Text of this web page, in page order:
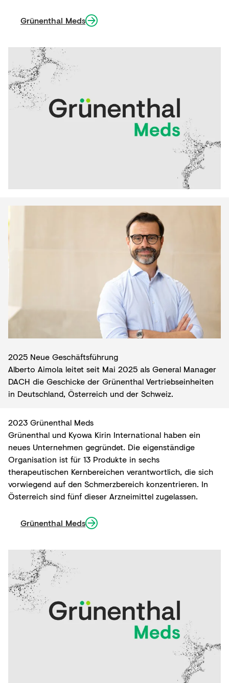
Grünenthal Meds
2025 Neue Geschäftsführung
Alberto Aimola leitet seit Mai 2025 als General Manager
DACH die Geschicke der Grünenthal Vertriebseinheiten
in Deutschland, Österreich und der Schweiz.
2023 Grünenthal Meds
Grünenthal und Kyowa Kirin International haben ein
neues Unternehmen gegründet. Die eigenständige
Organisation ist für 13 Produkte in sechs
therapeutischen Kernbereichen verantwortlich, die sich
vorwiegend auf den Schmerzbereich konzentrieren. In
Österreich sind fünf dieser Arzneimittel zugelassen.
Grünenthal Meds